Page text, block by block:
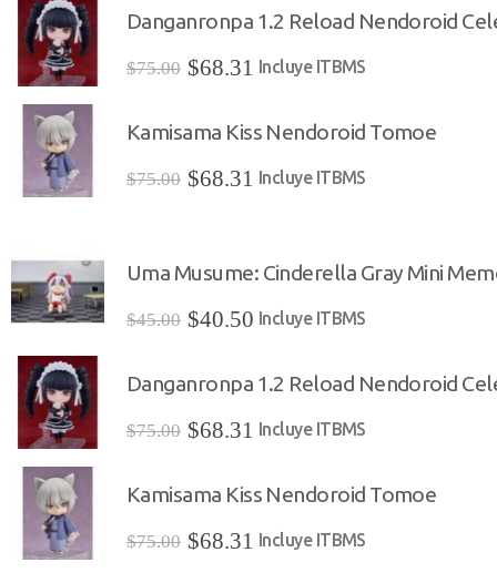
original
$45.00.
actual
$40.50.
Danganronpa 1.2 Reload Nendoroid
$75.00 El
original
$75.00.
$68.31 El
actual
$68.31.
Incluye ITBMS
Kamisama Kiss Nendoroid Tomoe
$75.00 El
era:
$68.31 El
es:
Incluye ITBMS
Uma Musume: Cinderella Gray Mini
$45.00 El
original
$45.00.
$40.50 El
actual
$40.50.
Incluye ITBMS
Danganronpa 1.2 Reload Nendoroid
$75.00 El
original
$75.00.
$68.31 El
actual
$68.31.
Incluye ITBMS
Kamisama Kiss Nendoroid Tomoe
$75.00 El
$68.31 El
Incluye ITBMS